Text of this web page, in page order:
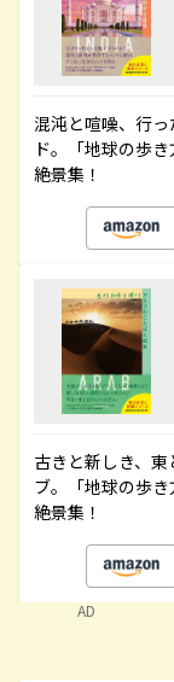
混沌と喧噪、行
ド。「地球の歩
絶景集！
古きと新しき、
ブ。「地球の歩
絶景集！
AD